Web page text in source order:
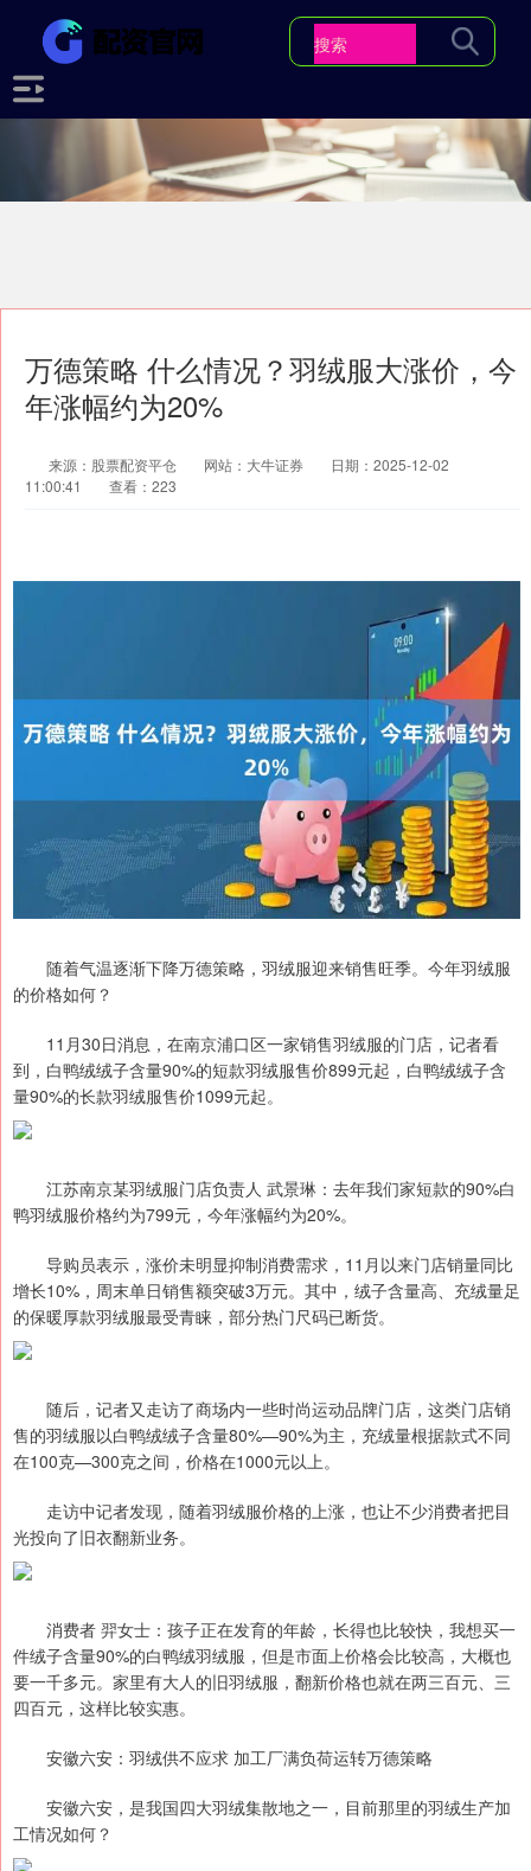
万德策略 什么情况？羽绒服大涨价，今
年涨幅约为20%
来源：股票配资平仓 网站：大牛证券
日期：2025-12-02
11:00:41
查看：223
随着气温逐渐下降万德策略，羽绒服迎来销售旺季。今年羽绒服
的价格如何？
11月30日消息，在南京浦口区一家销售羽绒服的门店，记者看
到，白鸭绒绒子含量90%的短款羽绒服售价899元起，白鸭绒绒子含
量90%的长款羽绒服售价1099元起。
江苏南京某羽绒服门店负责人 武景琳：去年我们家短款的90%白
鸭羽绒服价格约为799元，今年涨幅约为20%。
导购员表示，涨价未明显抑制消费需求，11月以来门店销量同比
增长10%，周末单日销售额突破3万元。其中，绒子含量高、充绒量足
的保暖厚款羽绒服最受青睐，部分热门尺码已断货。
随后，记者又走访了商场内一些时尚运动品牌门店，这类门店销
售的羽绒服以白鸭绒绒子含量80%—90%为主，充绒量根据款式不同
在100克—300克之间，价格在1000元以上。
走访中记者发现，随着羽绒服价格的上涨，也让不少消费者把目
光投向了旧衣翻新业务。
消费者 羿女士：孩子正在发育的年龄，长得也比较快，我想买一
件绒子含量90%的白鸭绒羽绒服，但是市面上价格会比较高，大概也
要一千多元。家里有大人的旧羽绒服，翻新价格也就在两三百元、三
四百元，这样比较实惠。
安徽六安：羽绒供不应求 加工厂满负荷运转万德策略
安徽六安，是我国四大羽绒集散地之一，目前那里的羽绒生产加
工情况如何？